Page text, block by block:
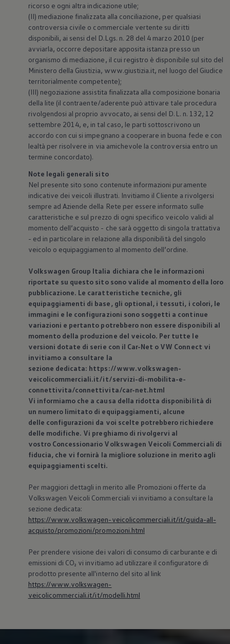
ricorso e ogni altra indicazione utile;
(II) mediazione finalizzata alla conciliazione, per qualsiasi
controversia civile o commerciale vertente su diritti
disponibili, ai sensi del D.Lgs. n. 28 del 4 marzo 2010 (per
avviarla, occorre depositare apposita istanza presso un
organismo di mediazione, il cui registro è disponibile sul sito del
Ministero della Giustizia, www.giustizia.it, nel luogo del Giudice
territorialmente competente);
(III) negoziazione assistita finalizzata alla composizione bonaria
della lite (il contraente/aderente può attivare tale procedura
rivolgendosi al proprio avvocato, ai sensi del D.L. n. 132, 12
settembre 2014, e, in tal caso, le parti sottoscrivono un
accordo con cui si impegnano a cooperare in buona fede e con
lealtà per risolvere in via amichevole la controversia entro un
termine concordato).
Note legali generali sito
Nel presente sito sono contenute informazioni puramente
indicative dei veicoli illustrati. Invitiamo il Cliente a rivolgersi
sempre ad Aziende della Rete per essere informato sulle
caratteristiche e sul prezzo di ogni specifico veicolo validi al
momento dell’acquisto - che sarà oggetto di singola trattativa
- ed in particolare in relazione alla disponibilità del singolo
veicolo o equipaggiamento al momento dell’ordine.
Volkswagen Group Italia dichiara che le informazioni
riportate su questo sito sono valide al momento della loro
pubblicazione. Le caratteristiche tecniche, gli
equipaggiamenti di base, gli optional, i tessuti, i colori, le
immagini e le configurazioni sono soggetti a continue
variazioni e pertanto potrebbero non essere disponibili al
momento della produzione del veicolo. Per tutte le
versioni dotate di serie con il Car-Net o VW Connect vi
invitiamo a consultare la
sezione dedicata: https://www.volkswagen-
veicolicommerciali.it/it/servizi-di-mobilita-e-
connettivita/connettivita/car-net.html
Vi informiamo che a causa della ridotta disponibilità di
un numero limitato di equipaggiamenti, alcune
delle configurazioni da voi scelte potrebbero richiedere
delle modifiche. Vi preghiamo di rivolgervi al
vostro Concessionario Volkswagen Veicoli Commerciali di
fiducia, che vi fornirà la migliore soluzione in merito agli
equipaggiamenti scelti.
Per maggiori dettagli in merito alle Promozioni offerte da
Volkswagen Veicoli Commerciali vi invitiamo a consultare la
sezione dedicata:
https://www.volkswagen-veicolicommerciali.it/it/guida-all-
acquisto/promozioni/promozioni.html
Per prendere visione dei valori di consumo di carburante e di
emissioni di CO₂ vi invitiamo ad utilizzare il configuratore di
prodotto presente all'interno del sito al link
https://www.volkswagen-
veicolicommerciali.it/it/modelli.html